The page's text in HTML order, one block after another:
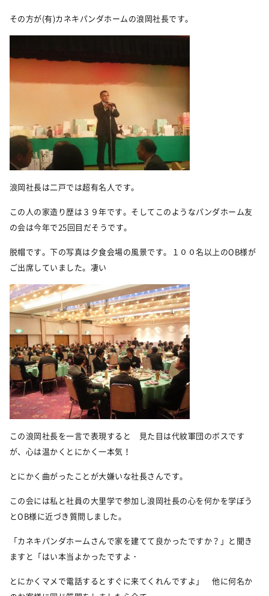
その方が(有)カネキパンダホームの浪岡社長です。
浪岡社長は二戸では超有名人です。
この人の家造り歴は３９年です。そしてこのようなパンダホーム友
の会は今年で25回目だそうです。
脱帽です。下の写真は夕食会場の風景です。１００名以上のOB様が
ご出席していました。凄い
この浪岡社長を一言で表現すると 見た目は代紋軍団のボスです
が、心は温かくとにかく一本気！
とにかく曲がったことが大嫌いな社長さんです。
この会には私と社員の大里学で参加し浪岡社長の心を何かを学ぼう
とOB様に近づき質問しました。
「カネキパンダホームさんで家を建てて良かったですか？」と聞き
ますと「はい本当よかったですよ・
とにかくマメで電話するとすぐに来てくれんですよ」 他に何名か